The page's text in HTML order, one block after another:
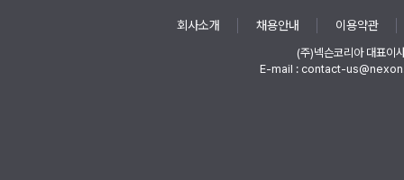
회사소개 채용안내 이용약관
(주)넥슨코리아 대표이
E-mail : contact-